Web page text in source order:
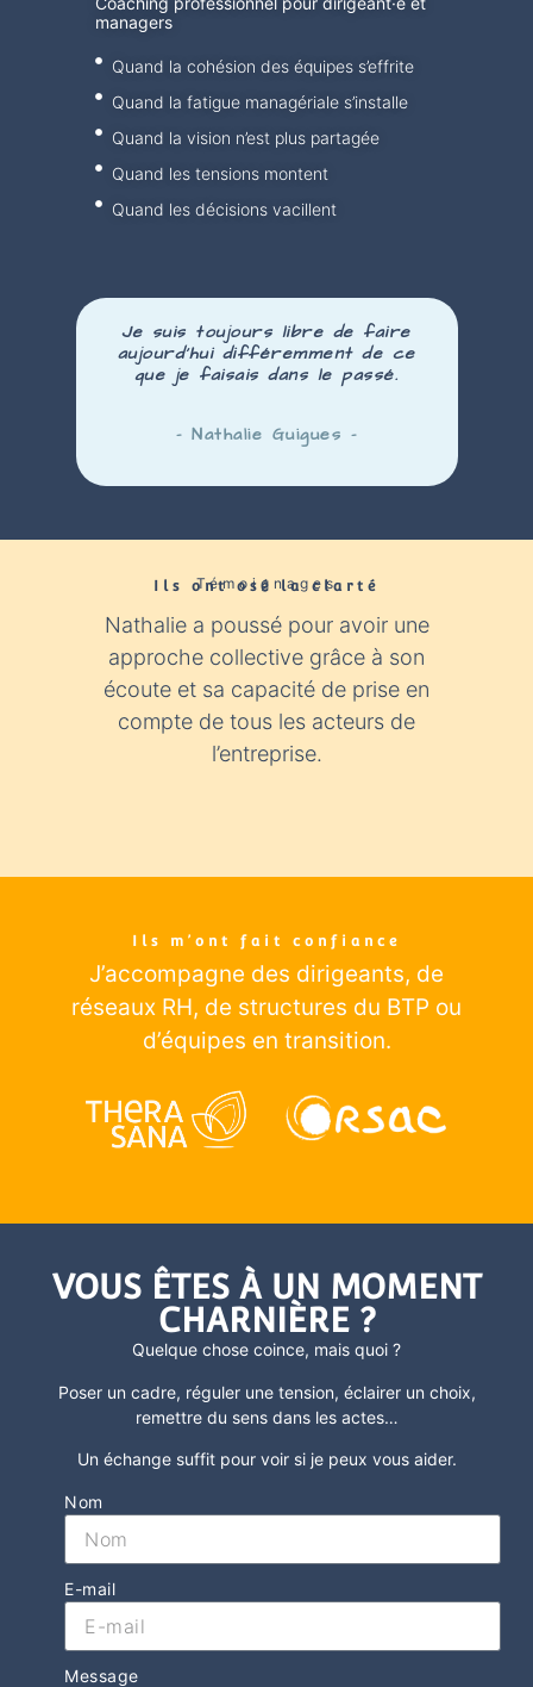
Je suis toujours libre de faire
aujourd’hui différemmentde ce
que je faisais dans le passé.
– Nathalie Guigues –
managers
Quand la cohésion des équipes s’effrite
Quand la fatigue managériale s’installe
Quand la vision n’est plus partagée
Quand les tensions montent
Quand les décisions vacillent
Témoignages
Ils ont osé la clarté​
Nathalie a poussé pour avoir une
approche collective grâce à son
écoute et sa capacité de prise en
compte de tous les acteurs de
l’entreprise.
Ils m’ont fait confiance
J’accompagne des dirigeants, de
réseaux RH, de structures du BTP ou
d’équipes en transition.
VOUS ÊTES À UN MOMENT
CHARNIÈRE ?
Quelque chose coince, mais quoi ?
Poser un cadre, réguler une tension, éclairer un choix,
remettre du sens dans les actes…
Un échange suffit pour voir si je peux vous aider.
Nom
E-mail
Message